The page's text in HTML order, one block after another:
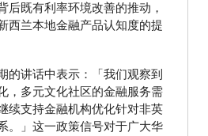
后既有利率环境改善的推动，
西兰本地金融产品认知度的提
的讲话中表示：「我们观察到
，多元文化社区的金融服务需
续支持金融机构优化针对非英
。」这一政策信号对于广大华